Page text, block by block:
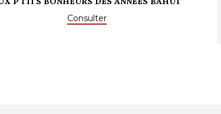
Consulter